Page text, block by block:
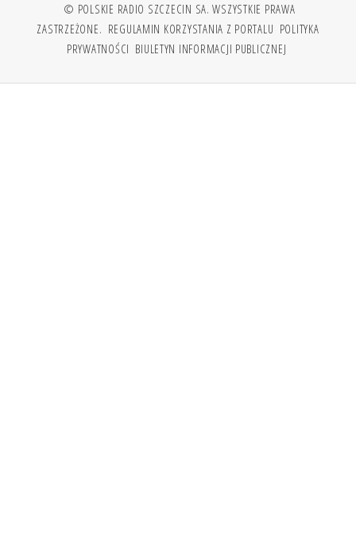
© POLSKIE RADIO SZCZECIN SA. WSZYSTKIE PRAWA
ZASTRZEŻONE. REGULAMIN KORZYSTANIA Z PORTALU POLITYKA
PRYWATNOŚCI BIULETYN INFORMACJI PUBLICZNEJ